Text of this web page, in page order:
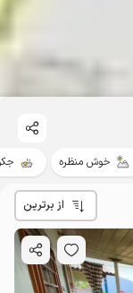
خوش منظره
از برترین